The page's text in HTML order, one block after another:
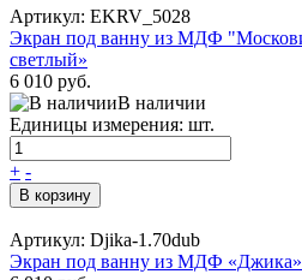
Артикул: EKRV_5028
Экран под ванну из МДФ
светлый»
6 010 руб.
В наличии
Единицы измерения: шт.
+ -
В корзину
Артикул: Djika-1.70dub
Экран под ванну из МДФ «Джика»